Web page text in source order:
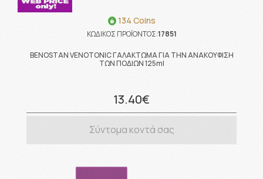
134 Coins
ΚΩΔΙΚΟΣ ΠΡΟΪΟΝΤΟΣ:17851
BENOSTAN VENOTONIC ΓΑΛΑΚΤΩΜΑ ΓΙΑ ΤΗΝ ΑΝΑΚΟΥΦΙΣΗ
ΤΩΝ ΠΟΔΙΩΝ 125ml
13.40€
Σύντομα κοντά σας